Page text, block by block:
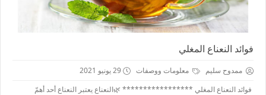
فوائد النعناع المغلي
ممدوح سليم معلومات ووصفات
29 يونيو 2021
فوائد النعناع المغلي ***************** 🌿النعناع يعتبر النعناع أحد أهمّ